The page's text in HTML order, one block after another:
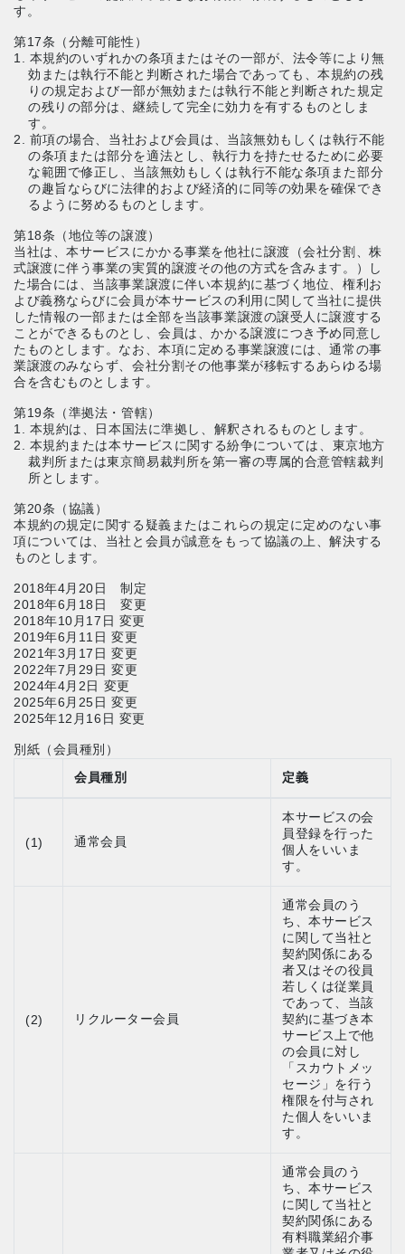
す。
第17条（分離可能性）
1. 本規約のいずれかの条項またはその一部が、法令等により無
効または執行不能と判断された場合であっても、本規約の残
りの規定および一部が無効または執行不能と判断された規定
の残りの部分は、継続して完全に効力を有するものとしま
す。
2. 前項の場合、当社および会員は、当該無効もしくは執行不能
の条項または部分を適法とし、執行力を持たせるために必要
な範囲で修正し、当該無効もしくは執行不能な条項また部分
の趣旨ならびに法律的および経済的に同等の効果を確保でき
るように努めるものとします。
第18条（地位等の譲渡）
当社は、本サービスにかかる事業を他社に譲渡（会社分割、株
式譲渡に伴う事業の実質的譲渡その他の方式を含みます。）し
た場合には、当該事業譲渡に伴い本規約に基づく地位、権利お
よび義務ならびに会員が本サービスの利用に関して当社に提供
した情報の一部または全部を当該事業譲渡の譲受人に譲渡する
ことができるものとし、会員は、かかる譲渡につき予め同意し
たものとします。なお、本項に定める事業譲渡には、通常の事
業譲渡のみならず、会社分割その他事業が移転するあらゆる場
合を含むものとします。
第19条（準拠法・管轄）
1. 本規約は、日本国法に準拠し、解釈されるものとします。
2. 本規約または本サービスに関する紛争については、東京地方
裁判所または東京簡易裁判所を第一審の専属的合意管轄裁判
所とします。
第20条（協議）
本規約の規定に関する疑義またはこれらの規定に定めのない事
項については、当社と会員が誠意をもって協議の上、解決する
ものとします。
2018年4月20日 制定
2018年6月18日 変更
2018年10月17日 変更
2019年6月11日 変更
2021年3月17日 変更
2022年7月29日 変更
2024年4月2日 変更
2025年6月25日 変更
2025年12月16日 変更
別紙（会員種別）
会員種別
定義
(1) 通常会員
本サービスの会
員登録を行った
個人をいいま
す。
(2) リクルーター会員
通常会員のう
ち、本サービス
に関して当社と
契約関係にある
者又はその役員
若しくは従業員
であって、当該
契約に基づき本
サービス上で他
の会員に対し
「スカウトメッ
セージ」を行う
権限を付与され
た個人をいいま
す。
通常会員のう
ち、本サービス
に関して当社と
契約関係にある
有料職業紹介事